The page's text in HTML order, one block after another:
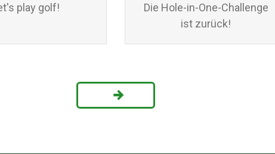
play golf!
Die Hole-in-One-Challenge
ist zurück!